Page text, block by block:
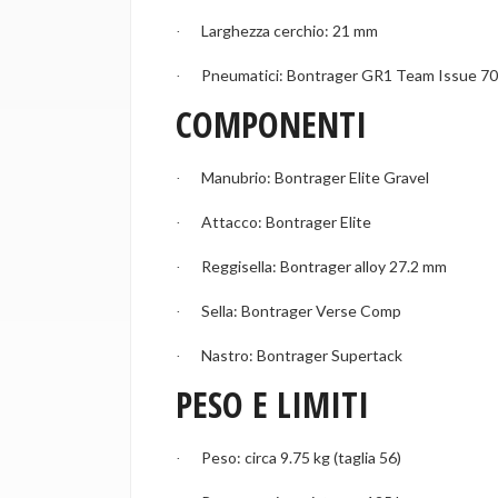
· Larghezza cerchio: 21 mm
· Pneumatici: Bontrager GR1 Team Issue
COMPONENTI
· Manubrio: Bontrager Elite Gravel
· Attacco: Bontrager Elite
· Reggisella: Bontrager alloy 27.2 mm
· Sella: Bontrager Verse Comp
· Nastro: Bontrager Supertack
PESO E LIMITI
· Peso: circa 9.75 kg (taglia 56)